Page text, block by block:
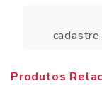
Produtos